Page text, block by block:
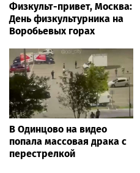
Физкульт-привет, Москва:
День физкультурника на
Воробьевых горах
В Одинцово на видео
попала массовая драка с
перестрелкой